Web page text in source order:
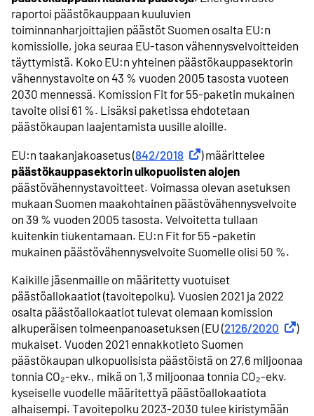
raportoi päästökauppaan kuuluvien
toiminnanharjoittajien päästöt Suomen osalta EU:n
komissiolle, joka seuraa EU-tason vähennysvelvoitteiden
täyttymistä. Koko EU:n yhteinen päästökauppasektorin
vähennystavoite on 43 % vuoden 2005 tasosta vuoteen
2030 mennessä. Komission Fit for 55-paketin mukainen
tavoite olisi 61 %. Lisäksi paketissa ehdotetaan
päästökaupan laajentamista uusille aloille.
EU:n taakanjakoasetus (842/2018 Ulkoinen linkki
) määrittelee
päästökauppasektorin ulkopuolisten alojen
päästövähennystavoitteet. Voimassa olevan asetuksen
mukaan Suomen maakohtainen päästövähennysvelvoite
on 39 % vuoden 2005 tasosta. Velvoitetta tullaan
kuitenkin tiukentamaan. EU:n Fit for 55 -paketin
mukainen päästövähennysvelvoite Suomelle olisi 50 %.
Kaikille jäsenmaille on määritetty vuotuiset
päästöallokaatiot (tavoitepolku). Vuosien 2021 ja 2022
osalta päästöallokaatiot tulevat olemaan komission
alkuperäisen toimeenpanoasetuksen (EU (2126/2020
)
mukaiset. Vuoden 2021 ennakkotieto Suomen
päästökaupan ulkopuolisista päästöistä on 27,6 miljoonaa
tonnia CO₂-ekv., mikä on 1,3 miljoonaa tonnia CO₂-ekv.
kyseiselle vuodelle määritettyä päästöallokaatiota
alhaisempi. Tavoitepolku 2023-2030 tulee kiristymään